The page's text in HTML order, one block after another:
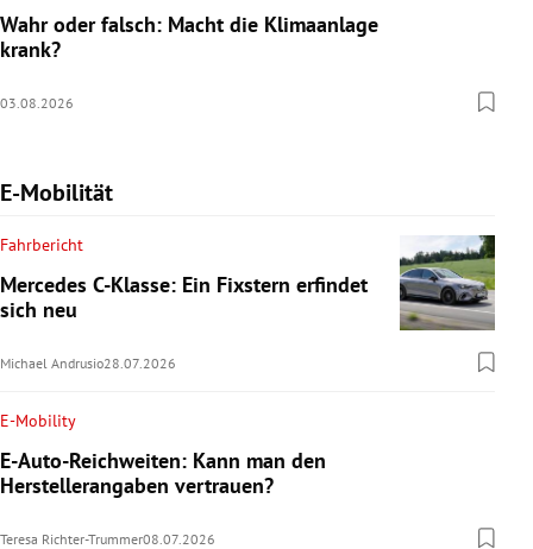
Wahr oder falsch: Macht die Klimaanlage
krank?
03.08.2026
E-Mobilität
Fahrbericht
Mercedes C-Klasse: Ein Fixstern erfindet
sich neu
Michael Andrusio28.07.2026
E-Mobility
E-Auto-Reichweiten: Kann man den
Herstellerangaben vertrauen?
Teresa Richter-Trummer08.07.2026